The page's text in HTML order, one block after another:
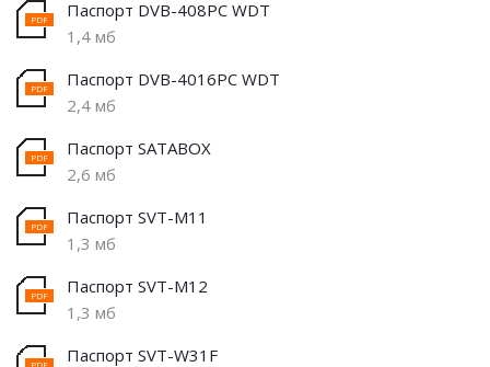
Паспорт DVB-408PC WDT
1,4 мб
Паспорт DVB-4016PC WDT
2,4 мб
Паспорт SATABOX
2,6 мб
Паспорт SVT-M11
1,3 мб
Паспорт SVT-M12
1,3 мб
Паспорт SVT-W31F